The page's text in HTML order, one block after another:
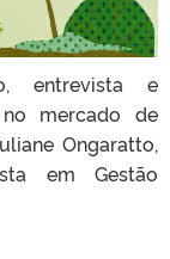
entrevista e
mercado de
Ongaratto,
em Gestão